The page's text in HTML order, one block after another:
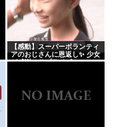
【感動】スーパーボランティ
アのおじさんに恩返し✨ 少女
が感謝のサプライズ